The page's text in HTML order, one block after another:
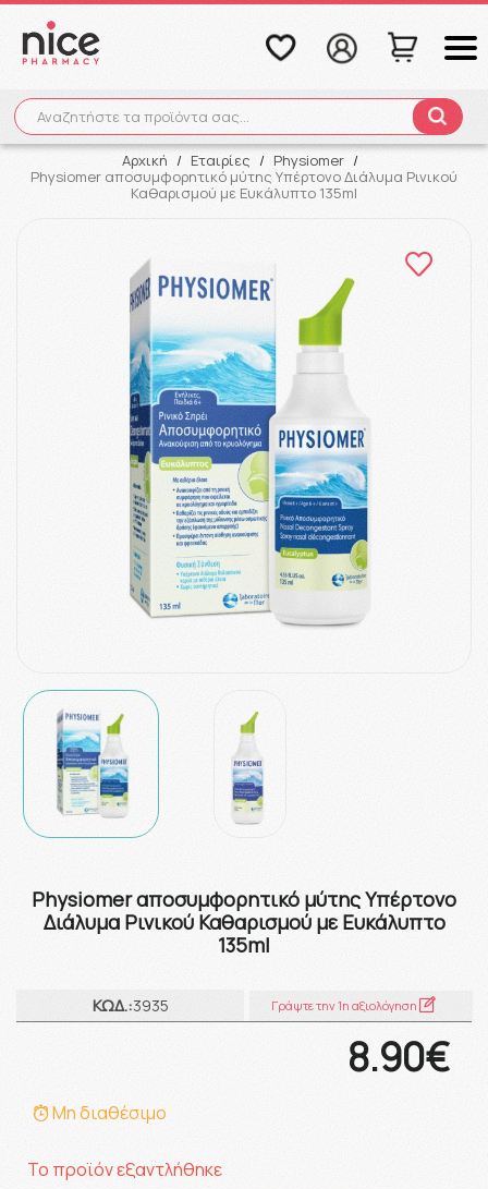
Αναζητήστε τα προϊόντα σας...
Αναζήτηση
Αρχική / Εταιρίες / Physiomer /
Physiomer αποσυμφορητικό μύτης Υπέρτονο Διάλυμα Ρινικού
Καθαρισμού με Ευκάλυπτο 135ml
Physiomer αποσυμφορητικό μύτης Υπέρτονο
Διάλυμα Ρινικού Καθαρισμού με Ευκάλυπτο
135ml
ΚΩΔ.:3935 Γράψτε την 1η αξιολόγηση
8.90€
Το προϊόν εξαντλήθηκε
Μη διαθέσιμο